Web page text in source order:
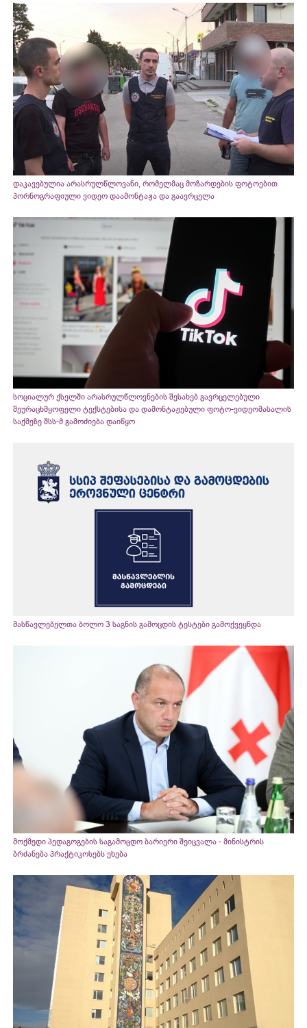
დაკავებულია არასრულწლოვანი, რომელმაც მოზარდების ფოტოებით
პორნოგრაფიული ვიდეო დაამონტაჟა და გაავრცელა
სოციალურ ქსელში არასრულწლოვნების შესახებ გავრცელებული
შეურაცხმყოფელი ტექსტებისა და დამონტაჟებული ფოტო-ვიდეომასალის
საქმეზე შსს-მ გამოძიება დაიწყო
მასწავლებელთა ბოლო 3 საგნის გამოცდის ტესტები გამოქვეყნდა
მოქმედი პედაგოგების საგამოცდო ბარიერი შეიცვალა - მინისტრის
ბრძანება პრაქტიკოსებს ეხება